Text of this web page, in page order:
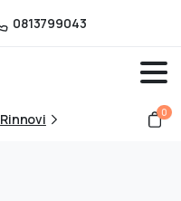
0813799043
Rinnovi 0